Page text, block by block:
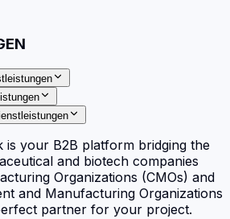
is your B2B platform bridging the
and biotech companies
Organizations (CMOs) and
and Manufacturing Organizations
partner for your project.